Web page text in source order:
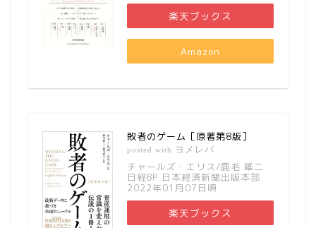
楽天ブックス
Amazon
敗者のゲーム［原著第8版］
posted with ヨメレバ
チャールズ・エリス/鹿毛 雄二
日経BP 日本経済新聞出版本部
2022年01月07日頃
楽天ブックス
シーケンス制御